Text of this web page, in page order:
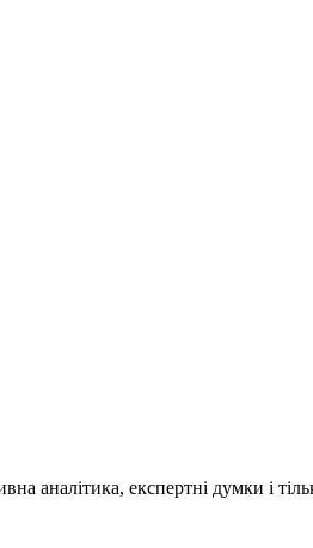
аналітика, експертні думки і